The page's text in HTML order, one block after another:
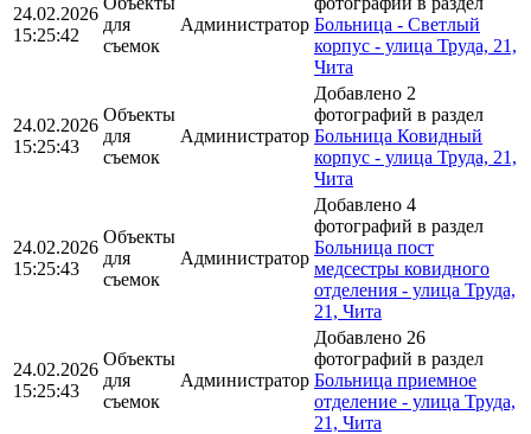
24.02.2026
15:25:42
для
съемок
Администратор Больница - Светлый
корпус - улица Труда, 21,
Чита
24.02.2026
15:25:43
Объекты
для
съемок
Администратор
Добавлено 2
фотографий в раздел
Больница Ковидный
корпус - улица Труда, 21,
Чита
24.02.2026
15:25:43
Объекты
для
съемок
Администратор
Добавлено 4
фотографий в раздел
Больница пост
медсестры ковидного
отделения - улица Труда,
21, Чита
24.02.2026
15:25:43
Объекты
для
съемок
Администратор
Добавлено 26
фотографий в раздел
Больница приемное
отделение - улица Труда,
21, Чита